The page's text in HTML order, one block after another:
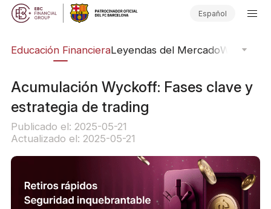
Español
Educación FinancieraLeyendas del MercadoWebinars
Acumulación Wyckoff: Fases clave y
estrategia de trading
Publicado el: 2025-05-21
Actualizado el: 2025-05-21